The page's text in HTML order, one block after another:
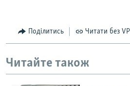
Поділитись Читати без
Читайте також